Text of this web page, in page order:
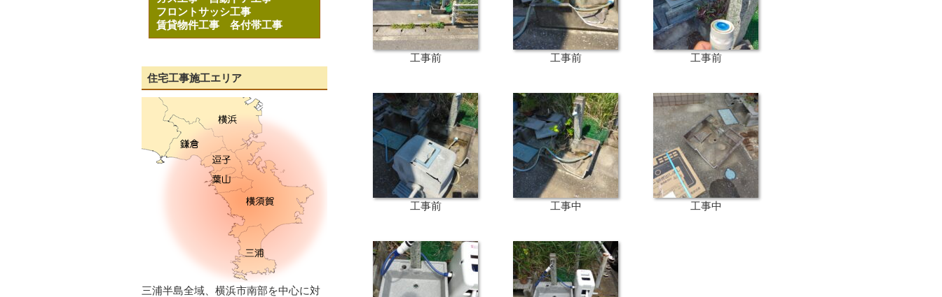
工事前 工事前 工事前
工事前 工事中 工事中
フロントサッシ工事
賃貸物件工事 各付帯工事
住宅工事施工エリア
三浦半島全域、横浜市南部を中心に対